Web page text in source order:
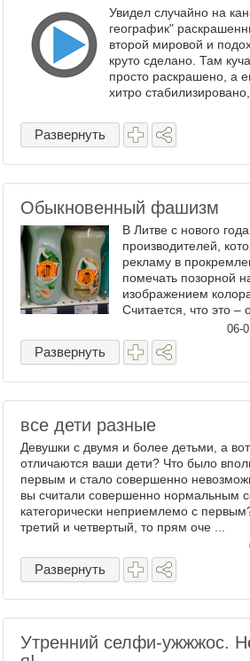
Увидел случайно на
географик"
второй мировой и
круто сделано. Там
просто раскрашено, а
хитро
Развернуть
Обыкновенный фашизм
В Литве с нового
производителей,
рекламу в
помечать позорной
изображением
Считается, что это –
Например: Я
либералов о том, что
того, чт ...
06-
Развернуть
все дети разные
Девушки с двумя и более детьми, а
отличаются ваши дети? Что было
первым и стало совершенно
вы считали совершенно нормальным
категорически неприемлемо с
третий и четвертый, то прям оче ...
Развернуть
Утренний селфи-ужжжос.